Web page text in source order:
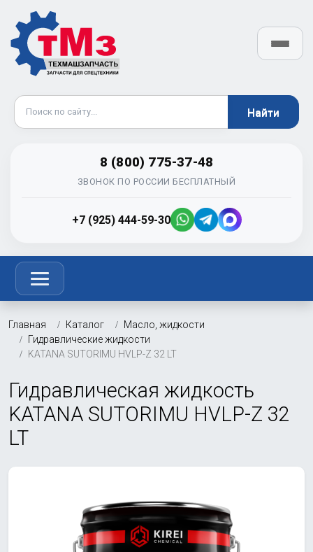
8 (800) 775-37-48
ЗВОНОК ПО РОССИИ БЕСПЛАТНЫЙ
+7 (925) 444-59-30
Главная Каталог
Масло, жидкости
Гидравлические жидкости
KATANA SUTORIMU HVLP-Z 32 LT
Гидравлическая жидкость
KATANA SUTORIMU HVLP-Z 32
LT